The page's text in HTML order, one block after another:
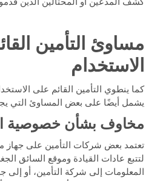
كشف المدّعين أو المحتالين الذين
مساوئ التأمين
الاستخدام
كما ينطوي التأمين القائم على
يشمل أيضًا على بعض المساوئ التي
مخاوف بشأن خصوصية
لتتبع عادات القيادة وموقع السائق
المعلومات إلى شركة التأمين، أو إلى